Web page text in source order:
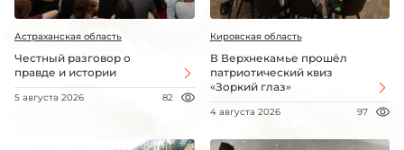
Астраханская область
Честный разговор о
правде и истории
5 августа 2026 82
Кировская область
В Верхнекамье прошёл
патриотический квиз
«Зоркий глаз»
4 августа 2026 97